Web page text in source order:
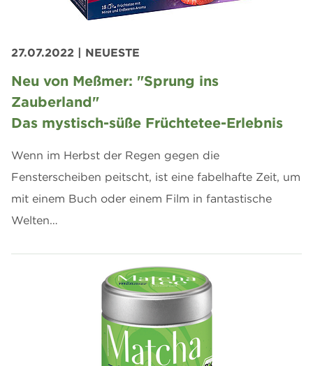
27.07.2022 | NEUESTE
Neu von Meßmer: "Sprung ins
Zauberland"
Das mystisch-süße Früchtetee-Erlebnis
Wenn im Herbst der Regen gegen die
Fensterscheiben peitscht, ist eine fabelhafte Zeit, um
mit einem Buch oder einem Film in fantastische
Welten…